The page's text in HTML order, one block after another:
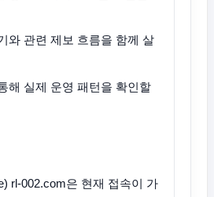
와 관련 제보 흐름을 함께 살
해 실제 운영 패턴을 확인할
rl-002.com은 현재 접속이 가